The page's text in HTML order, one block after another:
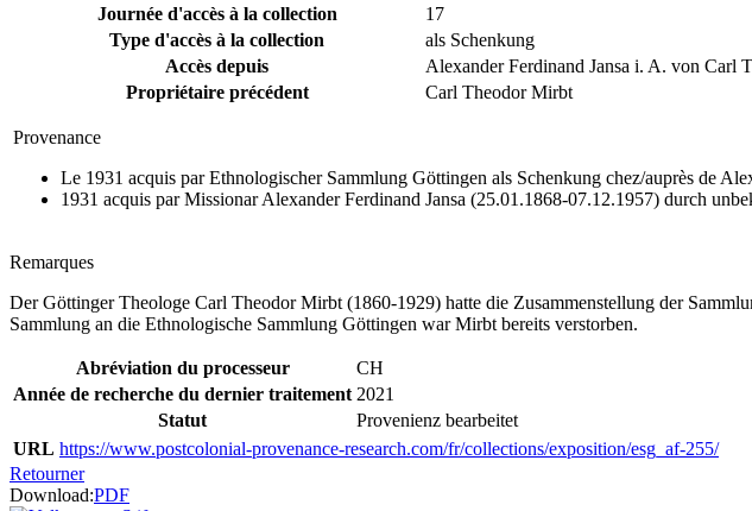
Journée d'accès à la collection
17
Type d'accès à la collection
als Schenkung
Accès depuis
Alexander Ferdinand Jansa i. A. von Carl
Propriétaire précédent
Carl Theodor Mirbt
Provenance
Le 1931 acquis par Ethnologischer Sammlung Göttingen als Schenkung chez/auprès de
1931 acquis par Missionar Alexander Ferdinand Jansa (25.01.1868-07.12.1957) durch
Remarques
Der Göttinger Theologe Carl Theodor Mirbt (1860-1929) hatte die Zusammenstellung der
Sammlung an die Ethnologische Sammlung Göttingen war Mirbt bereits verstorben.
Abréviation du processeur
CH
Année de recherche du dernier traitement 2021
Statut
Provenienz bearbeitet
URL https://www.postcolonial-provenance-research.com/fr/collections/exposition/esg_af-255/
Retourner
Download:PDF